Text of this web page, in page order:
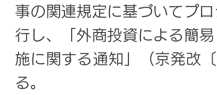
事の関連規定に基づいてプ
行し、「外商投資による簡
施に関する通知」（京発改
る。